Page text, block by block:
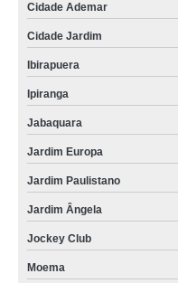
Cidade Ademar
Cidade Jardim
Ibirapuera
Ipiranga
Jabaquara
Jardim Europa
Jardim Paulistano
Jardim Ângela
Jockey Club
Moema